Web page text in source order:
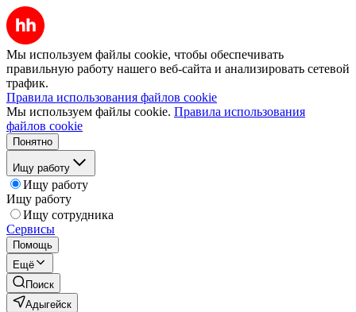
Мы используем файлы cookie, чтобы обеспечивать
правильную работу нашего веб-сайта и анализировать сетевой
трафик.
Правила использования файлов cookie
Мы используем файлы cookie. Правила использования
файлов cookie
Понятно
Ищу работу
Ищу работу
Ищу работу
Ищу сотрудника
Сервисы
Помощь
Ещё
Поиск
Адыгейск